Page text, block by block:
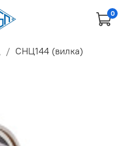
0
СНЦ144 (вилка)